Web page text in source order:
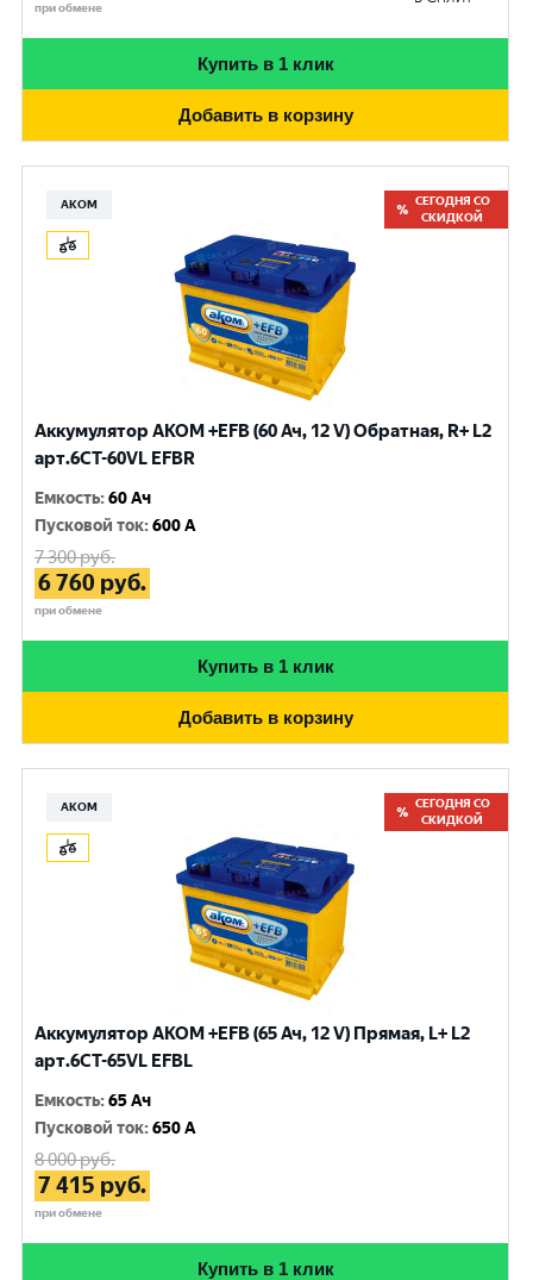
при обмене
Купить в 1 клик
Добавить в корзину
АКОМ
СЕГОДНЯ СО
СКИДКОЙ
Аккумулятор AKOM +EFB (60 Ач, 12 V) Обратная, R+ L2
арт.6CТ-60VL EFBR
Емкость:60 Ач
Пусковой ток:600 A
7 300руб.
6 760 руб.
при обмене
Купить в 1 клик
Добавить в корзину
АКОМ
СЕГОДНЯ СО
СКИДКОЙ
Аккумулятор AKOM +EFB (65 Ач, 12 V) Прямая, L+ L2
арт.6СТ-65VL EFBL
Емкость:65 Ач
Пусковой ток:650 A
8 000руб.
7 415 руб.
при обмене
Купить в 1 клик